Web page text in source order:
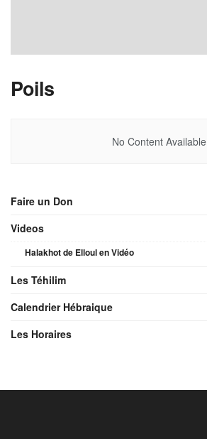
Poils
No Content Available
Faire un Don
Videos
Halakhot de Elloul en Vidéo
Les Téhilim
Calendrier Hébraique
Les Horaires